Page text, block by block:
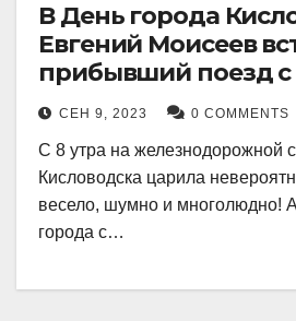
В День города
Евгений Моисеев
прибывший поезд с
СЕН 9, 2023 0 COMMENTS
С 8 утра на железнодорожной
Кисловодска царила
весело, шумно и многолюдно!
города с…